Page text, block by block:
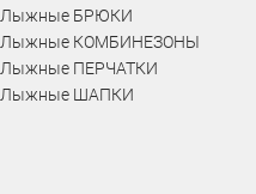
Лыжные БРЮКИ
Лыжные КОМБИНЕЗОНЫ
Лыжные ПЕРЧАТКИ
Лыжные ШАПКИ